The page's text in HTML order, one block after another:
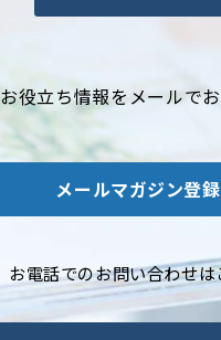
お役立ち情報をメールでお
メールマガジン登録
お電話でのお問い合わせは